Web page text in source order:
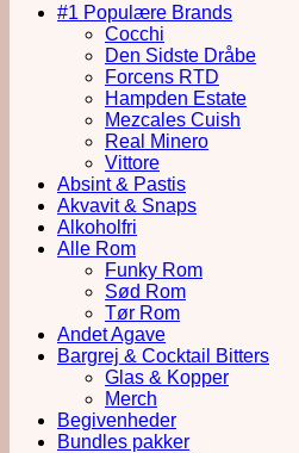
#1 Populære Brands
Cocchi
Den Sidste Dråbe
Forcens RTD
Hampden Estate
Mezcales Cuish
Real Minero
Vittore
Absint & Pastis
Akvavit & Snaps
Alkoholfri
Alle Rom
Funky Rom
Sød Rom
Tør Rom
Andet Agave
Bargrej & Cocktail Bitters
Glas & Kopper
Merch
Begivenheder
Bundles pakker